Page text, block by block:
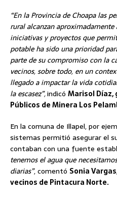
“En la Provincia de Choapa las
rural alcanzan
iniciativas y proyectos que
potable ha sido una prioridad
parte de su compromiso con la
vecinos, sobre todo, en un
llegado a impactar la vida
la escasez”,indicó Marisol
Públicos de Minera Los
En la comuna de Illapel, por
sistemas permitió asegurar el
contaban con una fuente
tenemos el agua que
diarias”, comentó Sonia
vecinos de Pintacura Norte.